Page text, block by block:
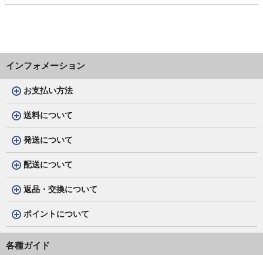
インフォメーション
お支払い方法
送料について
発送について
配送について
返品・交換について
ポイントについて
各種ガイド